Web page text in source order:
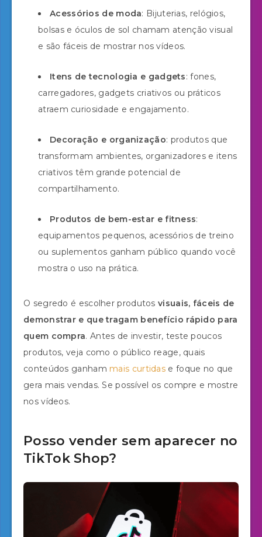
Acessórios de moda: Bijuterias, relógios,
bolsas e óculos de sol chamam atenção visual
e são fáceis de mostrar nos vídeos.
Itens de tecnologia e gadgets: fones,
carregadores, gadgets criativos ou práticos
atraem curiosidade e engajamento.
Decoração e organização: produtos que
transformam ambientes, organizadores e itens
criativos têm grande potencial de
compartilhamento.
Produtos de bem-estar e fitness:
equipamentos pequenos, acessórios de treino
ou suplementos ganham público quando você
mostra o uso na prática.
O segredo é escolher produtos visuais, fáceis de
demonstrar e que tragam benefício rápido para
quem compra. Antes de investir, teste poucos
produtos, veja como o público reage, quais
conteúdos ganham mais curtidas e foque no que
gera mais vendas. Se possível os compre e mostre
nos vídeos.
Posso vender sem aparecer no
TikTok Shop?